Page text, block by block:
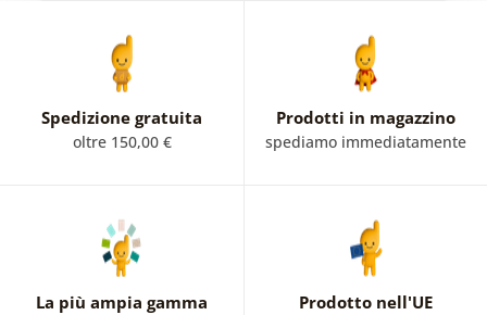
Spedizione gratuita
oltre 150,00 €
Prodotti in magazzino
spediamo immediatamente
La più ampia gamma Prodotto nell'UE